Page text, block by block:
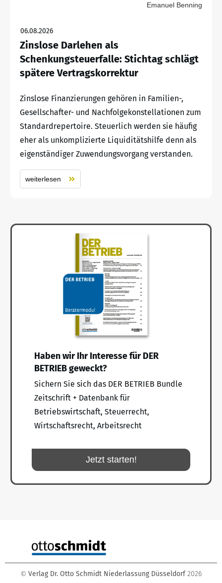
Emanuel Benning
06.08.2026
Zinslose Darlehen als
Schenkungsteuerfalle: Stichtag schlägt
spätere Vertragskorrektur
Zinslose Finanzierungen gehören in Familien-,
Gesellschafter- und Nachfolgekonstellationen zum
Standardrepertoire. Steuerlich werden sie häufig
eher als unkomplizierte Liquiditätshilfe denn als
eigenständiger Zuwendungsvorgang verstanden.
weiterlesen
Haben wir Ihr Interesse für DER
BETRIEB geweckt?
Sichern Sie sich das DER BETRIEB Bundle
Zeitschrift + Datenbank für
Betriebswirtschaft, Steuerrecht,
Wirtschaftsrecht, Arbeitsrecht
Jetzt starten!
© Verlag Dr. Otto Schmidt Niederlassung Düsseldorf 2026